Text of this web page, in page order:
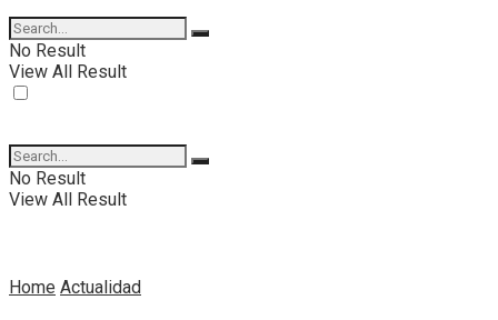
No Result
View All Result
No Result
View All Result
Home Actualidad